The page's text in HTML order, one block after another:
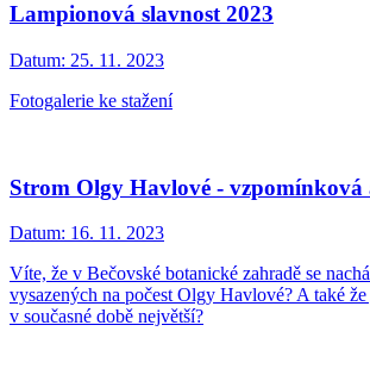
Lampionová slavnost 2023
Datum: 25. 11. 2023
Fotogalerie ke stažení
Strom Olgy Havlové - vzpomínková
Datum: 16. 11. 2023
Víte, že v Bečovské botanické zahradě se
vysazených na počest Olgy Havlové? A také
v současné době největší?